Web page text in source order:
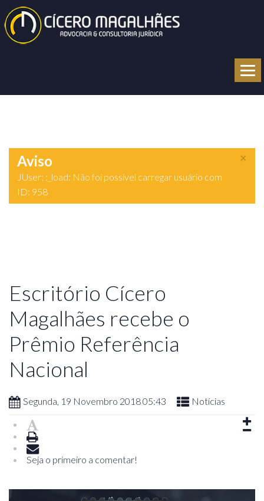
Drº Cícero
×
Aviso
JUser: :_load: Não foi possível carregar usuário com
ID: 958
Escritório Cícero
Magalhães recebe o
Prêmio Referência
Nacional
Segunda, 19 Novembro 2018 05:43 Notícias
Seja o primeiro a comentar!